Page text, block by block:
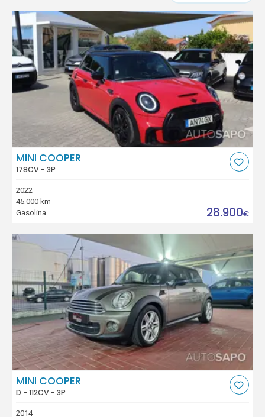
MINI COOPER
178CV - 3P
2022
45.000 km
Gasolina
28.900€
MINI COOPER
D - 112CV - 3P
2014